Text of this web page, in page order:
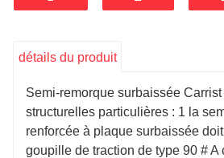
élevées et de franchir des
détails du produit
Semi-remorque surbaissée
structurelles particulières : 1 la
renforcée à plaque surbaissée
goupille de traction de type 90 # A